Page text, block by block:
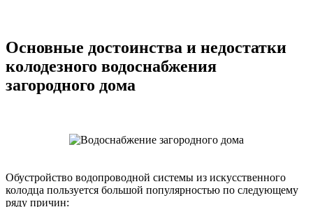
Основные достоинства и недостатки
колодезного водоснабжения
загородного дома
Обустройство водопроводной системы из искусственного
колодца пользуется большой популярностью по следующему
ряду причин: